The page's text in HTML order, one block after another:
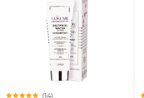
(14)